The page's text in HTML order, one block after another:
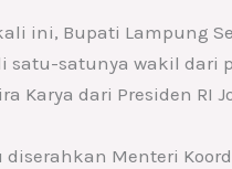
ini, Bupati Lampung
satu-satunya wakil dari
Karya dari Presiden RI
Menteri